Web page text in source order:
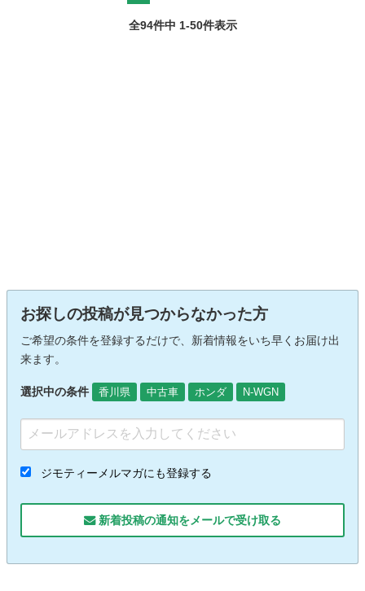
全94件中 1-50件表示
お探しの投稿が見つからなかった方
ご希望の条件を登録するだけで、新着情報をいち早くお届け出
来ます。
選択中の条件 香川県 中古車 ホンダ N-WGN
ジモティーメルマガにも登録する
新着投稿の通知をメールで受け取る